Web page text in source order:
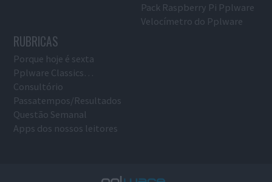
Pack Raspberry Pi Pplware
Velocímetro do Pplware
RUBRICAS
Porque hoje é sexta
Pplware Classics…
Consultório
Passatempos/Resultados
Questão Semanal
Apps dos nossos leitores